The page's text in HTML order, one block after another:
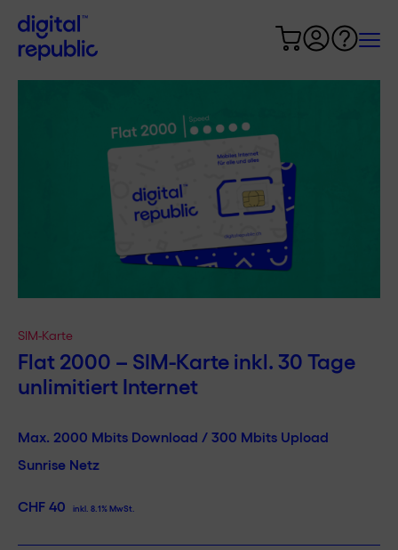
CHF 40 inkl. 8.1% MwSt.
SIM-Karte
Flat 2000 – SIM-Karte inkl. 30 Tage
unlimitiert Internet
Max. 2000 Mbits Download / 300 Mbits Upload
Sunrise Netz